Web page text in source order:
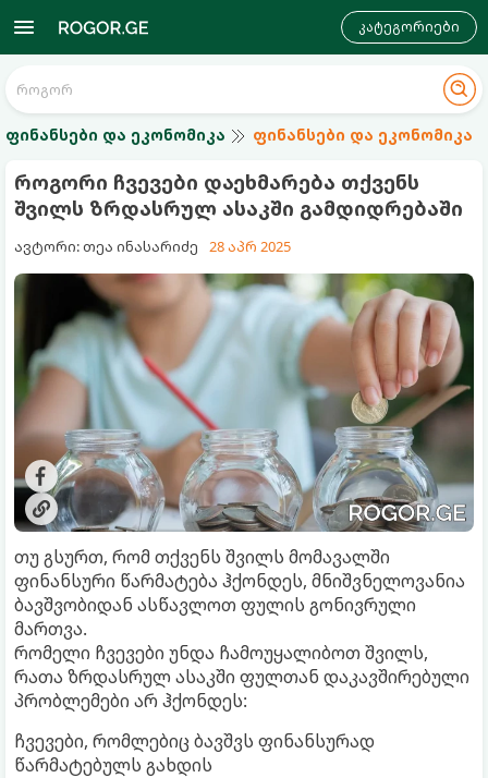
კატეგორიები
ფინანსები და ეკონომიკა ფინანსები და ეკონომიკა
როგორი ჩვევები დაეხმარება თქვენს
შვილს ზრდასრულ ასაკში გამდიდრებაში
ავტორი: თეა ინასარიძე 28 აპრ 2025
თუ გსურთ, რომ თქვენს შვილს მომავალში
ფინანსური წარმატება ჰქონდეს, მნიშვნელოვანია
ბავშვობიდან ასწავლოთ ფულის გონივრული
მართვა.
რომელი ჩვევები უნდა ჩამოუყალიბოთ შვილს,
რათა ზრდასრულ ასაკში ფულთან დაკავშირებული
პრობლემები არ ჰქონდეს:
ჩვევები, რომლებიც ბავშვს ფინანსურად
წარმატებულს გახდის